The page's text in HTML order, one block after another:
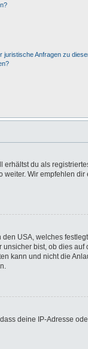
Anfragen zu
du als
Wir empfehlen
USA, welches
bist, ob dies auf
kann und nicht die
deine IP-Adresse